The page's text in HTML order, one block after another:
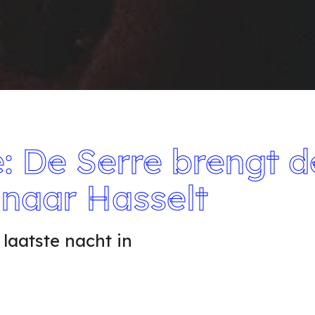
De Serre brengt
Hasselt
nacht in